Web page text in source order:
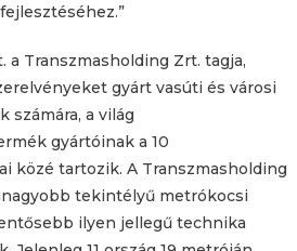
a Transzmasholding Zrt. tagja,
gyárt vasúti és városi
számára, a világ
gyártóinak a 10
közé tartozik. A Transzmasholding
tekintélyű metrókocsi
ilyen jellegű technika